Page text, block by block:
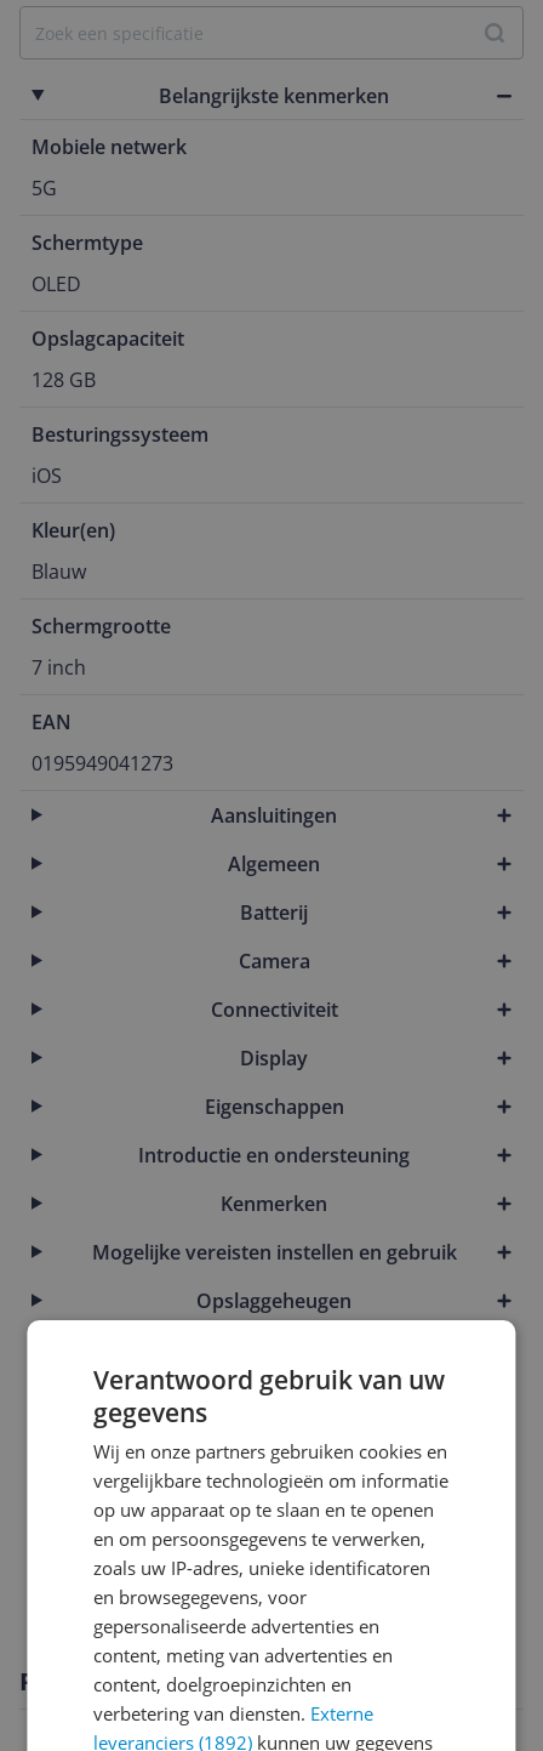
Belangrijkste kenmerken
Mobiele netwerk
5G
Schermtype
OLED
Opslagcapaciteit
128 GB
Besturingssysteem
iOS
Kleur(en)
Blauw
Schermgrootte
7 inch
EAN
0195949041273
Aansluitingen
Algemeen
Batterij
Camera
Connectiviteit
Display
Eigenschappen
Introductie en ondersteuning
Kenmerken
Mogelijke vereisten instellen en gebruik
Opslaggeheugen
Productinformatie
Scherm
Sim informatie
Software
Specificaties
Productomschrijving
Verantwoord gebruik van uw
gegevens
Wij en onze partners gebruiken cookies en
vergelijkbare technologieën om informatie
op uw apparaat op te slaan en te openen
en om persoonsgegevens te verwerken,
zoals uw IP-adres, unieke identificatoren
en browsegegevens, voor
gepersonaliseerde advertenties en
content, meting van advertenties en
content, doelgroepinzichten en
verbetering van diensten. Externe
leveranciers (1892) kunnen uw gegevens